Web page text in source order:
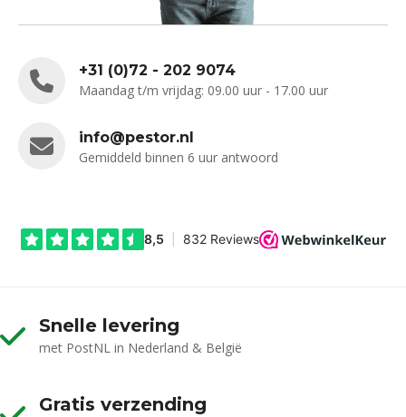
+31 (0)72 - 202 9074
Maandag t/m vrijdag: 09.00 uur - 17.00 uur
info@pestor.nl
Gemiddeld binnen 6 uur antwoord
Snelle levering
met PostNL in Nederland & België
Gratis verzending